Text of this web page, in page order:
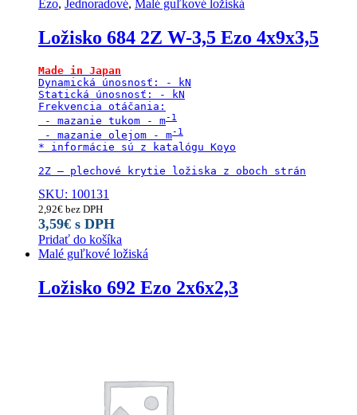
Ezo, Jednoradové, Malé guľkové ložiská
Ložisko 684 2Z W-3,5 Ezo 4x9x3,5
Made in Japan
Dynamická únosnosť: - kN
Statická únosnosť: - kN
Frekvencia otáčania:
- mazanie tukom - m
- mazanie olejom - m
* informácie sú z katalógu Koyo
SKU: 100131
2,92€ bez DPH
3,59€ s DPH
Pridať do košíka
Malé guľkové ložiská
Ložisko 692 Ezo 2x6x2,3